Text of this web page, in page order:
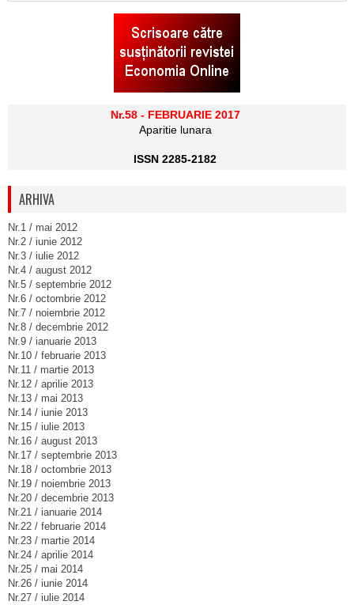
Nr.58 - FEBRUARIE 2017
Aparitie lunara
ISSN 2285-2182
ARHIVA
Nr.1 / mai 2012
Nr.2 / iunie 2012
Nr.3 / iulie 2012
Nr.4 / august 2012
Nr.5 / septembrie 2012
Nr.6 / octombrie 2012
Nr.7 / noiembrie 2012
Nr.8 / decembrie 2012
Nr.9 / ianuarie 2013
Nr.10 / februarie 2013
Nr.11 / martie 2013
Nr.12 / aprilie 2013
Nr.13 / mai 2013
Nr.14 / iunie 2013
Nr.15 / iulie 2013
Nr.16 / august 2013
Nr.17 / septembrie 2013
Nr.18 / octombrie 2013
Nr.19 / noiembrie 2013
Nr.20 / decembrie 2013
Nr.21 / ianuarie 2014
Nr.22 / februarie 2014
Nr.23 / martie 2014
Nr.24 / aprilie 2014
Nr.25 / mai 2014
Nr.26 / iunie 2014
Nr.27 / iulie 2014